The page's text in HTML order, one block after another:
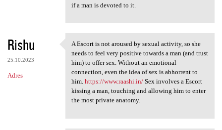
if a man is devoted to it.
Rishu
25.10.2023
Adres
A Escort is not aroused by
A Escort is not aroused by sexual activity, so she
needs to feel very positive towards a man (and trust
him) to offer sex. Without an emotional
connection, even the idea of sex is abhorrent to
him. https://www.raashi.in/Sex involves a Escort
kissing a man, touching and allowing him to enter
the most private anatomy.